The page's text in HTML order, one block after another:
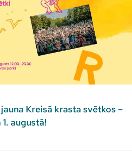
Kreisā krasta svētkos –
augustā!